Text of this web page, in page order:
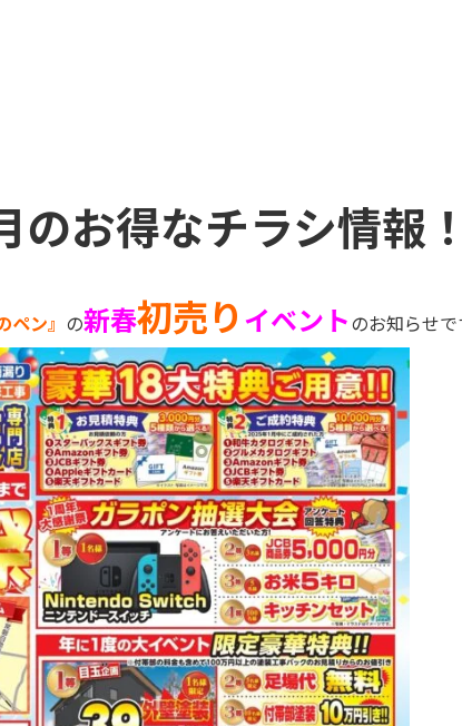
のお得なチラシ情報
ペン』 の新春初売り イベントのお知らせ